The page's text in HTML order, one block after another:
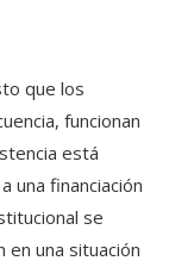
que los
funcionan
está
una financiación
se
en una situación